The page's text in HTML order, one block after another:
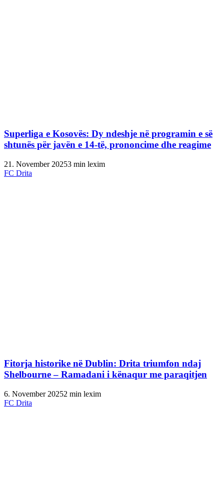
Superliga e Kosovës: Dy ndeshje në programin e së
shtunës për javën e 14-të, prononcime dhe reagime
21. November 20253 min lexim
FC Drita
Fitorja historike në Dublin: Drita triumfon ndaj
Shelbourne – Ramadani i kënaqur me paraqitjen
6. November 20252 min lexim
FC Drita